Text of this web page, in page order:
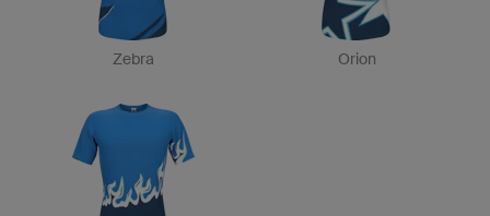
Zebra Orion